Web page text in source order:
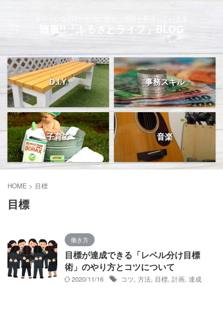
随筆!!「ふるさとライフ」BLOG
D.I.Y. 事務スキル
子育て 音楽
HOME > 目標
目標
働き方
目標が達成できる「レベル分け目標
術」のやり方とコツについて
2020/11/16 コツ, 方法, 目標, 計画, 達成